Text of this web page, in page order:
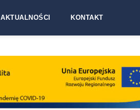
AKTUALNOŚCI KONTAKT